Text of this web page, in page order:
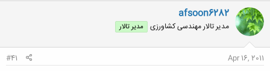
afsoon6282
مدیر تالار مهندسی كشاورزی مدیر تالار
Apr 16, 2011
#41